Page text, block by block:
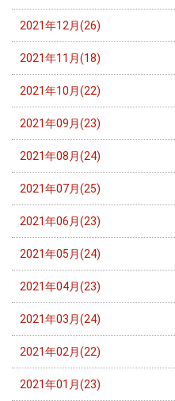
2021年12月(26)
2021年11月(18)
2021年10月(22)
2021年09月(23)
2021年08月(24)
2021年07月(25)
2021年06月(23)
2021年05月(24)
2021年04月(23)
2021年03月(24)
2021年02月(22)
2021年01月(23)